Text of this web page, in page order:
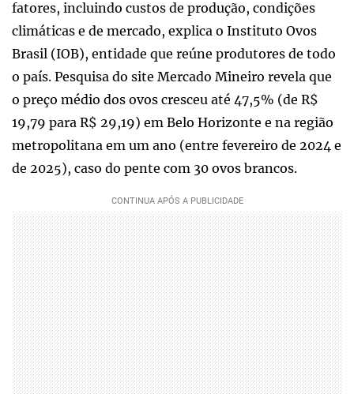
fatores, incluindo custos de produção, condições
climáticas e de mercado, explica o Instituto Ovos
Brasil (IOB), entidade que reúne produtores de todo
o país. Pesquisa do site Mercado Mineiro revela que
o preço médio dos ovos cresceu até 47,5% (de R$
19,79 para R$ 29,19) em Belo Horizonte e na região
metropolitana em um ano (entre fevereiro de 2024 e
de 2025), caso do pente com 30 ovos brancos.